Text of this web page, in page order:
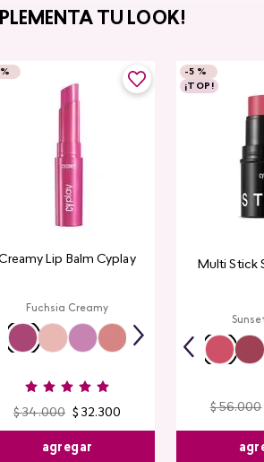
TU LOOK!
Lip Balm Cyplay
Fuchsia Creamy
$ 34.000 $ 32.300
agregar
-5 %
¡TOP!
Multi Stick
$ 56.000